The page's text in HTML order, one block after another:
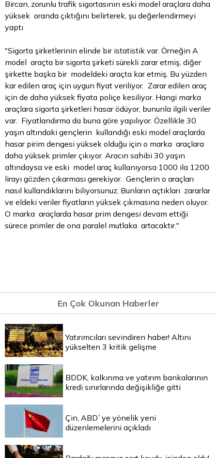
Bircan, zorunlu trafik sigortasının eski model araçlara daha
yüksek oranda çıktığını belirterek, şu değerlendirmeyi
yaptı
"Sigorta şirketlerinin elinde bir istatistik var. Örneğin A
model araçta bir sigorta şirketi sürekli zarar etmiş, diğer
şirkette başka bir modeldeki araçta kar etmiş. Bu yüzden
kar edilen araç için uygun fiyat veriliyor. Zarar edilen araç
için de daha yüksek fiyata poliçe kesiliyor. Hangi marka
araçlara sigorta şirketleri hasar ödüyor, bununla ilgili veriler
var. Fiyatlandırma da buna göre yapılıyor. Özellikle 30
yaşın altındaki gençlerin kullandığı eski model araçlarda
hasar pirim dengesi yüksek olduğu için o marka araçlara
daha yüksek primler çıkıyor. Aracın sahibi 30 yaşın
altındaysa ve eski model araç kullanıyorsa 1000 ila 1200
lirayı gözden çıkarması gerekiyor. Gençlerin o araçları
nasıl kullandıklarını biliyorsunuz. Bunların açtıkları zararlar
ve eldeki veriler fiyatların yüksek çıkmasına neden oluyor.
O marka araçlarda hasar prim dengesi devam ettiği
sürece primler de ona paralel mutlaka artacaktır."
En Çok Okunan Haberler
Yatırımcıları sevindiren haber! Altını
yükselten 3 kritik gelişme
BDDK, kalkınma ve yatırım bankalarının
kredi sınırlarında değişikliğe gitti
Çin, ABD`ye yönelik yeni
düzenlemelerini açıkladı